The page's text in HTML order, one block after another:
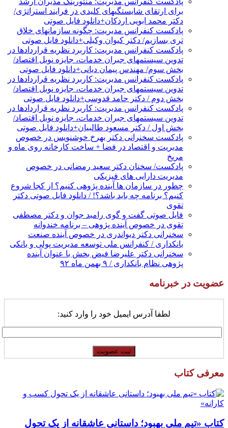
برای ارتقای شایستگیهای کلیدی در فرایند استراتژی/
دکتر محمد ابویی اردکان+دانلود فایل صوتی
پادکست کنفرانس مدیریت: چگونه سازمانهای خلاق
تری بسازیم/ دکتر کیوان وکیلی+دانلود فایل صوتی
پادکست کنفرانس مدیریت: کاربرد نظریه قراردادها در
تدوین سیستمهای جبران خدمات، جایزه نوبل اقتصاد/
بخش سوم/ مهندس پیمان دیانی+دانلود فایل صوتی
پادکست کنفرانس مدیریت: کاربرد نظریه قراردادها در
تدوین سیستمهای جبران خدمات، جایزه نوبل اقتصاد/
بخش دوم / دکتر حامد قدوسی+دانلود فایل صوتی
پادکست کنفرانس مدیریت: کاربرد نظریه قراردادها در
تدوین سیستمهای جبران خدمات، جایزه نوبل اقتصاد/
بخش اول / دکتر مسعود طالبیان+دانلود فایل صوتی
پادکست سخنرانی دکتر بهرخ خوشنویس در خصوص
مدیریت و اقتصاد در فضا + ساخت کارخانه روی ماه و
مریخ
پادکست/ سخنان دکتر سعید رمضانی در خصوص
مدیریت دارایی های فیزیکی
چطور در سازمان ها آینده پژوهی کنیم؟ از کجا شروع
کنیم؟ برنامه چه باید باشد؟! / دانلود فایل صوتی دکتر
تقوی
فایل صوتی گفت و گوی رامبد جوان و دکتر مصطفی
تقوی در خصوص آینده پژوهی – برنامه خندوانه
سخنرانی دکتر دیواندری در خصوص آینده صنعت
بانکداری / کنفرانس ملی توسعه مدیریت پولی و بانکی
سخنرانی دکتر علیرضا فیض بخش با عنوان آینده
پژوهی نظام بانکداری / ۹ بهمن ماه ۹۲
عضویت در خبرنامه
لطفا آدرس ایمیل خود را وارد کنید:
معرفی کتاب
کتاب «تیم ملی بهبود؛ داستانی عاشقانه از یک تحول